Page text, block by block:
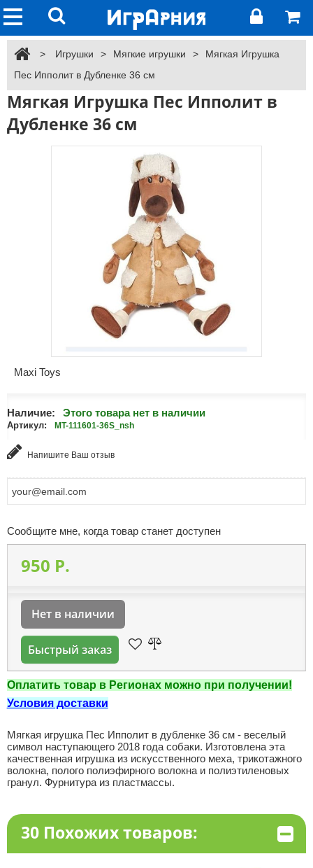
> Игрушки > Мягкие игрушки >
Мягкая Игрушка
Пес Ипполит в Дубленке 36 см
Мягкая Игрушка Пес Ипполит в
Дубленке 36 см
Maxi Toys
Наличие: Этого товара нет в наличии
Артикул: MT-111601-36S_nsh
Напишите Ваш отзыв
Сообщите мне, когда товар станет доступен
950 P.
Нет в наличии
Быстрый заказ
Оплатить товар в Регионах можно при получении!
Условия доставки
Мягкая игрушка Пес Ипполит в дубленке 36 см - веселый
символ наступающего 2018 года собаки. Изготовлена эта
качественная игрушка из искусственного меха, трикотажного
волокна, полого полиэфирного волокна и полиэтиленовых
гранул. Фурнитура из пластмассы.
30 Похожих товаров: